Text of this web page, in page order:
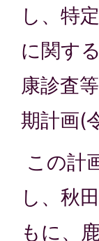
し、特
に関す
康診査
期計画(
この計
し、秋
もに、